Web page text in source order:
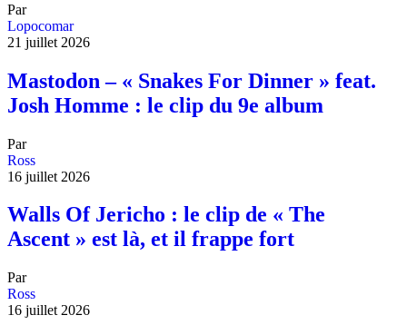
Par
Lopocomar
21 juillet 2026
Mastodon – « Snakes For Dinner » feat.
Josh Homme : le clip du 9e album
Par
Ross
16 juillet 2026
Walls Of Jericho : le clip de « The
Ascent » est là, et il frappe fort
Par
Ross
16 juillet 2026